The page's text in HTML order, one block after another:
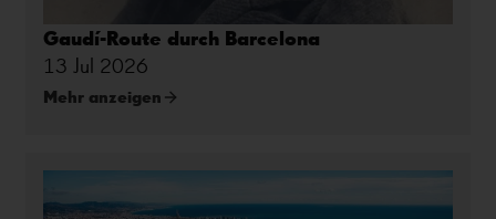
Gaudí-Route durch Barcelona
13 Jul 2026
Mehr anzeigen